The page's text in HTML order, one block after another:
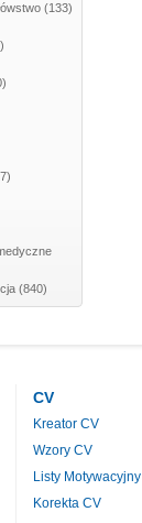
(133)
(840)
CV
Kreator CV
Wzory CV
Listy Motywacyjny
Korekta CV